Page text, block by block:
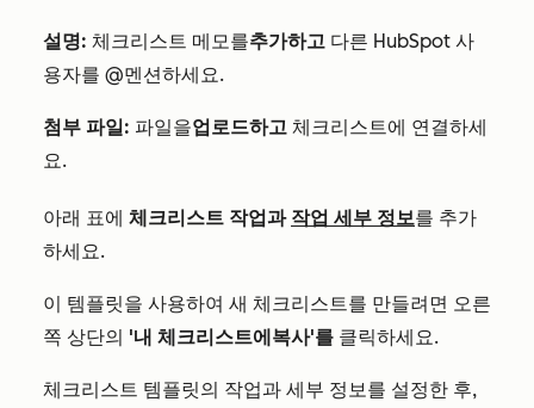
설명: 체크리스트 메모를추가하고 다른 HubSpot 사
용자를 @멘션하세요.
첨부 파일: 파일을업로드하고 체크리스트에 연결하세
요.
아래 표에 체크리스트 작업과 작업 세부 정보를 추가
하세요.
이 템플릿을 사용하여 새 체크리스트를 만들려면 오른
쪽 상단의 '내 체크리스트에 복사'를 클릭하세요.
체크리스트 템플릿의 작업과 세부 정보를 설정한 후,